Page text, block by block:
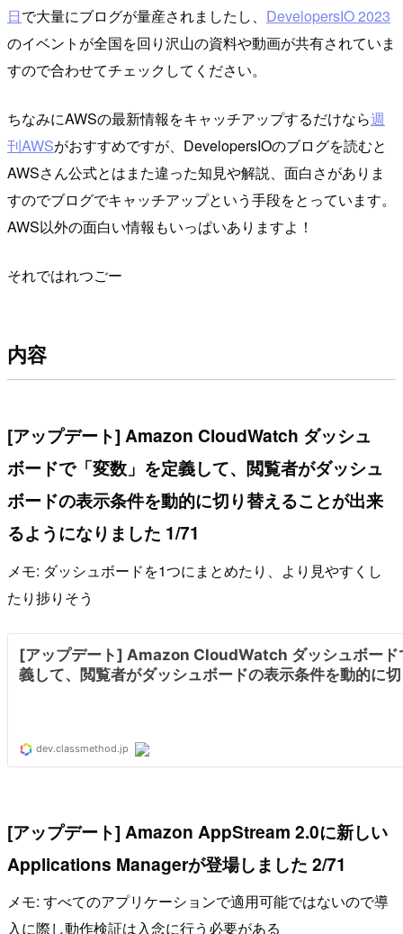
日で大量にブログが量産されましたし、 DevelopersIO 2023
のイベントが全国を回り沢山の資料や動画が共有されていま
すので合わせてチェックしてください。
ちなみにAWSの最新情報をキャッチアップするだけなら週
刊AWSがおすすめですが、DevelopersIOのブログを読むと
AWSさん公式とはまた違った知見や解説、面白さがありま
すのでブログでキャッチアップという手段をとっています。
AWS以外の面白い情報もいっぱいありますよ！
それではれつごー
内容
[アップデート] Amazon CloudWatch ダッシュ
ボードで「変数」を定義して、閲覧者がダッシュ
ボードの表示条件を動的に切り替えることが出来
るようになりました 1/71
メモ: ダッシュボードを1つにまとめたり、より見やすくし
たり捗りそう
[アップデート] Amazon AppStream 2.0に新しい
Applications Managerが登場しました 2/71
メモ: すべてのアプリケーションで適用可能ではないので導
入に際し動作検証は入念に行う必要がある